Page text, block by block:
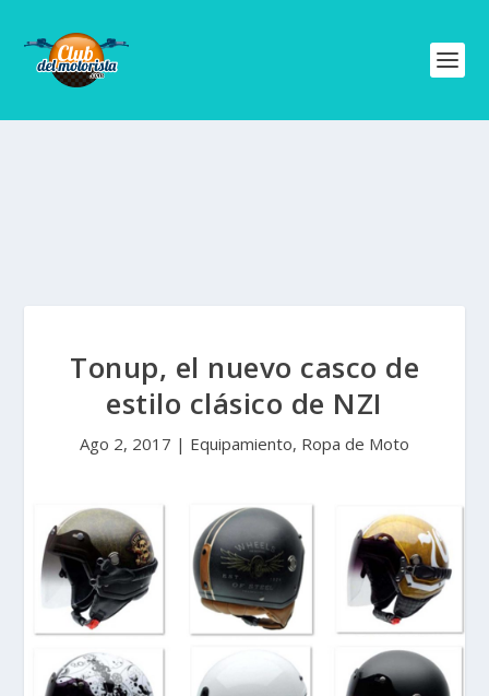
Tonup, el nuevo casco de
estilo clásico de NZI
Ago 2, 2017 | Equipamiento, Ropa de Moto